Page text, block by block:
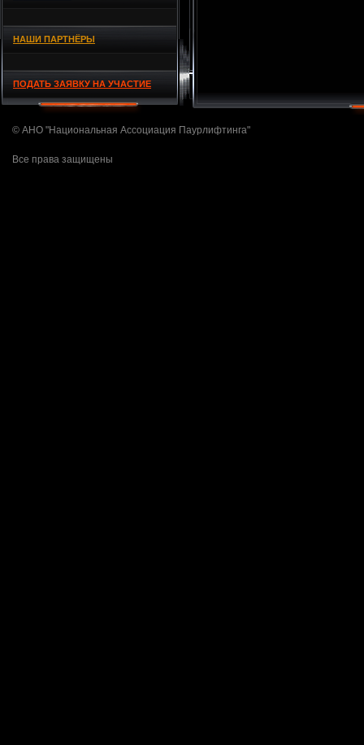
НАШИ ПАРТНЁРЫ
ПОДАТЬ ЗАЯВКУ НА УЧАСТИЕ
© АНО "Национальная Ассоциация Паурлифтинга"
Все права защищены